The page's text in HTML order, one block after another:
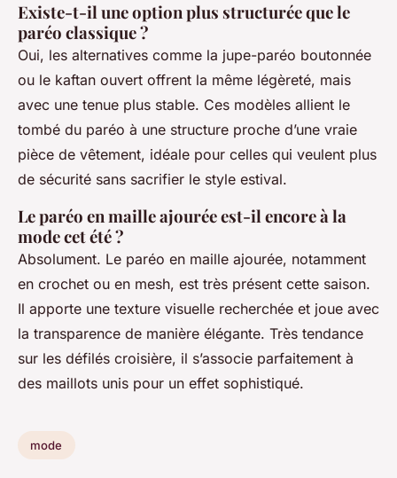
Existe-t-il une option plus structurée que le
paréo classique ?
Oui, les alternatives comme la jupe-paréo boutonnée
ou le kaftan ouvert offrent la même légèreté, mais
avec une tenue plus stable. Ces modèles allient le
tombé du paréo à une structure proche d’une vraie
pièce de vêtement, idéale pour celles qui veulent plus
de sécurité sans sacrifier le style estival.
Le paréo en maille ajourée est-il encore à la
mode cet été ?
Absolument. Le paréo en maille ajourée, notamment
en crochet ou en mesh, est très présent cette saison.
Il apporte une texture visuelle recherchée et joue avec
la transparence de manière élégante. Très tendance
sur les défilés croisière, il s’associe parfaitement à
des maillots unis pour un effet sophistiqué.
mode